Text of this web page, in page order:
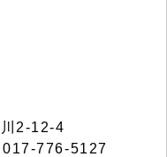
2-12-4
776-5127